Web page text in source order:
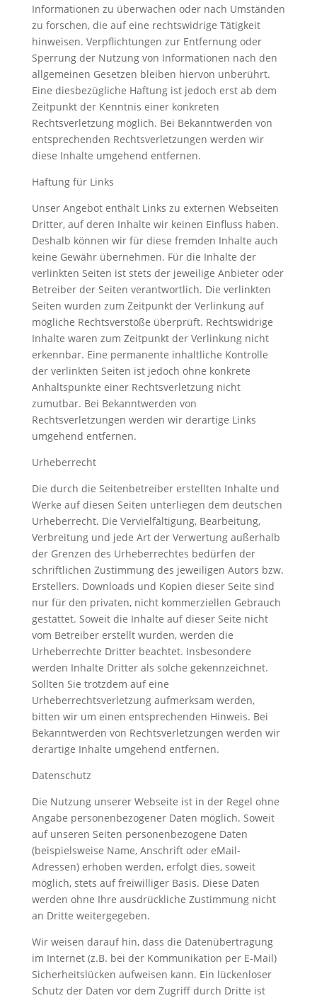
Informationen zu überwachen oder nach Umständen
zu forschen, die auf eine rechtswidrige Tätigkeit
hinweisen. Verpflichtungen zur Entfernung oder
Sperrung der Nutzung von Informationen nach den
allgemeinen Gesetzen bleiben hiervon unberührt.
Eine diesbezügliche Haftung ist jedoch erst ab dem
Zeitpunkt der Kenntnis einer konkreten
Rechtsverletzung möglich. Bei Bekanntwerden von
entsprechenden Rechtsverletzungen werden wir
diese Inhalte umgehend entfernen.
Haftung für Links
Unser Angebot enthält Links zu externen Webseiten
Dritter, auf deren Inhalte wir keinen Einfluss haben.
Deshalb können wir für diese fremden Inhalte auch
keine Gewähr übernehmen. Für die Inhalte der
verlinkten Seiten ist stets der jeweilige Anbieter oder
Betreiber der Seiten verantwortlich. Die verlinkten
Seiten wurden zum Zeitpunkt der Verlinkung auf
mögliche Rechtsverstöße überprüft. Rechtswidrige
Inhalte waren zum Zeitpunkt der Verlinkung nicht
erkennbar. Eine permanente inhaltliche Kontrolle
der verlinkten Seiten ist jedoch ohne konkrete
Anhaltspunkte einer Rechtsverletzung nicht
zumutbar. Bei Bekanntwerden von
Rechtsverletzungen werden wir derartige Links
umgehend entfernen.
Urheberrecht
Die durch die Seitenbetreiber erstellten Inhalte und
Werke auf diesen Seiten unterliegen dem deutschen
Urheberrecht. Die Vervielfältigung, Bearbeitung,
Verbreitung und jede Art der Verwertung außerhalb
der Grenzen des Urheberrechtes bedürfen der
schriftlichen Zustimmung des jeweiligen Autors bzw.
Erstellers. Downloads und Kopien dieser Seite sind
nur für den privaten, nicht kommerziellen Gebrauch
gestattet. Soweit die Inhalte auf dieser Seite nicht
vom Betreiber erstellt wurden, werden die
Urheberrechte Dritter beachtet. Insbesondere
werden Inhalte Dritter als solche gekennzeichnet.
Sollten Sie trotzdem auf eine
Urheberrechtsverletzung aufmerksam werden,
bitten wir um einen entsprechenden Hinweis. Bei
Bekanntwerden von Rechtsverletzungen werden wir
derartige Inhalte umgehend entfernen.
Datenschutz
Die Nutzung unserer Webseite ist in der Regel ohne
Angabe personenbezogener Daten möglich. Soweit
auf unseren Seiten personenbezogene Daten
(beispielsweise Name, Anschrift oder eMail-
Adressen) erhoben werden, erfolgt dies, soweit
möglich, stets auf freiwilliger Basis. Diese Daten
werden ohne Ihre ausdrückliche Zustimmung nicht
an Dritte weitergegeben.
Wir weisen darauf hin, dass die Datenübertragung
im Internet (z.B. bei der Kommunikation per E-Mail)
Sicherheitslücken aufweisen kann. Ein lückenloser
Schutz der Daten vor dem Zugriff durch Dritte ist